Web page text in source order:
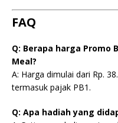
FAQ
Q: Berapa harga Promo
Meal?
A: Harga dimulai dari Rp.
termasuk pajak PB1.
Q: Apa hadiah yang